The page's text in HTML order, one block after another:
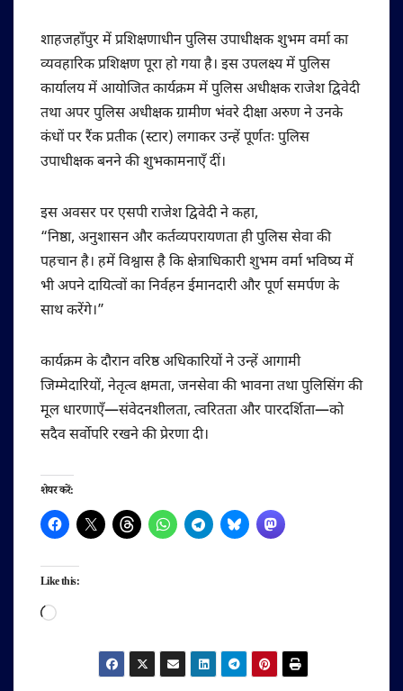
शाहजहाँपुर में प्रशिक्षणाधीन पुलिस उपाधीक्षक शुभम वर्मा का
व्यवहारिक प्रशिक्षण पूरा हो गया है। इस उपलक्ष्य में पुलिस
कार्यालय में आयोजित कार्यक्रम में पुलिस अधीक्षक राजेश द्विवेदी
तथा अपर पुलिस अधीक्षक ग्रामीण भंवरे दीक्षा अरुण ने उनके
कंधों पर रैंक प्रतीक (स्टार) लगाकर उन्हें पूर्णतः पुलिस
उपाधीक्षक बनने की शुभकामनाएँ दीं।
इस अवसर पर एसपी राजेश द्विवेदी ने कहा,
“निष्ठा, अनुशासन और कर्तव्यपरायणता ही पुलिस सेवा की
पहचान है। हमें विश्वास है कि क्षेत्राधिकारी शुभम वर्मा भविष्य में
भी अपने दायित्वों का निर्वहन ईमानदारी और पूर्ण समर्पण के
साथ करेंगे।”
कार्यक्रम के दौरान वरिष्ठ अधिकारियों ने उन्हें आगामी
जिम्मेदारियों, नेतृत्व क्षमता, जनसेवा की भावना तथा पुलिसिंग की
मूल धारणाएँ—संवेदनशीलता, त्वरितता और पारदर्शिता—को
सदैव सर्वोपरि रखने की प्रेरणा दी।
शेयर करें:
Like this:
Loading…